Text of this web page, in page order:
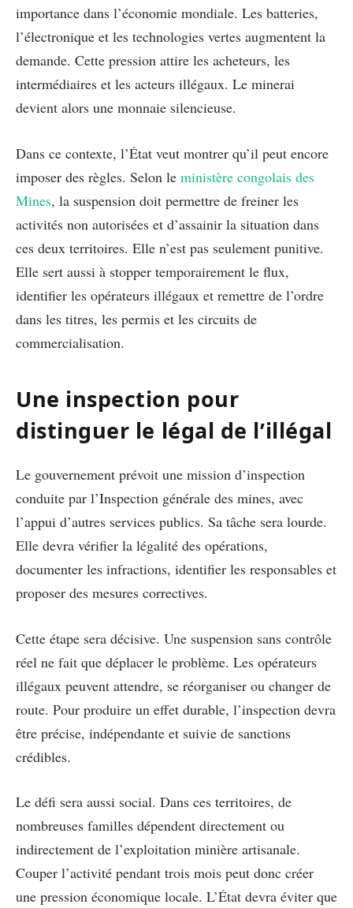
importance dans l’économie mondiale. Les batteries,
l’électronique et les technologies vertes augmentent la
demande. Cette pression attire les acheteurs, les
intermédiaires et les acteurs illégaux. Le minerai
devient alors une monnaie silencieuse.
Dans ce contexte, l’État veut montrer qu’il peut encore
imposer des règles. Selon le ministère congolais des
Mines, la suspension doit permettre de freiner les
activités non autorisées et d’assainir la situation dans
ces deux territoires. Elle n’est pas seulement punitive.
Elle sert aussi à stopper temporairement le flux,
identifier les opérateurs illégaux et remettre de l’ordre
dans les titres, les permis et les circuits de
commercialisation.
Une inspection pour
distinguer le légal de l’illégal
Le gouvernement prévoit une mission d’inspection
conduite par l’Inspection générale des mines, avec
l’appui d’autres services publics. Sa tâche sera lourde.
Elle devra vérifier la légalité des opérations,
documenter les infractions, identifier les responsables et
proposer des mesures correctives.
Cette étape sera décisive. Une suspension sans contrôle
réel ne fait que déplacer le problème. Les opérateurs
illégaux peuvent attendre, se réorganiser ou changer de
route. Pour produire un effet durable, l’inspection devra
être précise, indépendante et suivie de sanctions
crédibles.
Le défi sera aussi social. Dans ces territoires, de
nombreuses familles dépendent directement ou
indirectement de l’exploitation minière artisanale.
Couper l’activité pendant trois mois peut donc créer
une pression économique locale. L’État devra éviter que